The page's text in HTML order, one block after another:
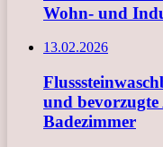
Wohn- und
13.02.2026
und
Badezimmer